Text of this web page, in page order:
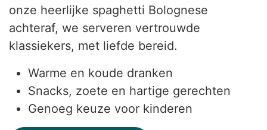
onze heerlijke spaghetti Bolognese
achteraf, we serveren vertrouwde
klassiekers, met liefde bereid.
Warme en koude dranken
Snacks, zoete en hartige gerechten
Genoeg keuze voor kinderen